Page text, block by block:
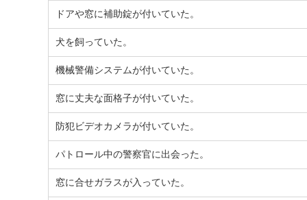
ドアや窓に補助錠が付いていた。
犬を飼っていた。
機械警備システムが付いていた。
窓に丈夫な面格子が付いていた。
防犯ビデオカメラが付いていた。
パトロール中の警察官に出会った。
窓に合せガラスが入っていた。